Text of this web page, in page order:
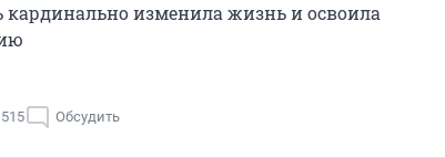
кардинально изменила жизнь и освоила
515 Обсудить